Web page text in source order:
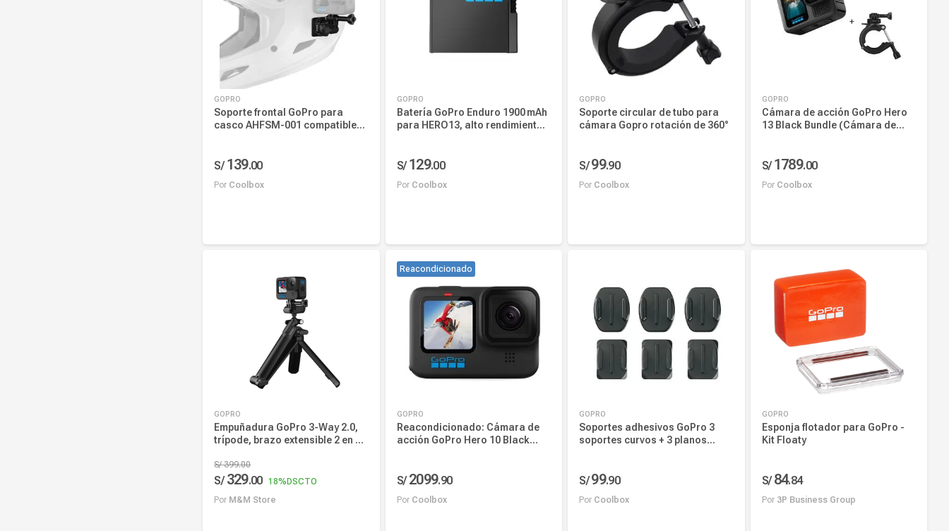
GOPRO
Soporte frontal GoPro para
casco AHFSM-001 compatible
resistente, ideal para deportes
S/ 139.00
Por Coolbox
GOPRO
Batería GoPro Enduro 1900 mAh
para HERO13, alto rendimiento,
S/ 129.00
Por Coolbox
GOPRO
Soporte circular de tubo para
cámara Gopro rotación de 360°
S/ 99.90
Por Coolbox
GOPRO
Cámara de acción GoPro Hero
13 Black Bundle (Cámara de
S/ 1789.00
Por Coolbox
GOPRO
Empuñadura GoPro 3-Way 2.0,
trípode, brazo extensible 2 en 1,
S/ 399.00
S/ 329.00 18% DSCTO
Por M&M Store
Reacondicionado
GOPRO
Reacondicionado: Cámara de
acción GoPro Hero 10 Black
S/ 2099.90
Por Coolbox
GOPRO
Soportes adhesivos GoPro 3
soportes curvos + 3 planos
S/ 99.90
Por Coolbox
GOPRO
Esponja flotador para GoPro -
Kit Floaty
S/ 84.84
Por 3P Business Group